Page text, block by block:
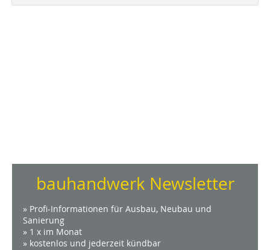
bauhandwerk Newsletter
» Profi-Informationen für Ausbau, Neubau und
Sanierung
» 1 x im Monat
» kostenlos und jederzeit kündbar